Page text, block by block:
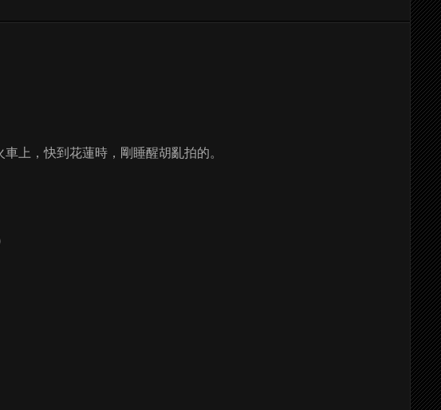
上，快到花蓮時，剛睡醒胡亂拍的。